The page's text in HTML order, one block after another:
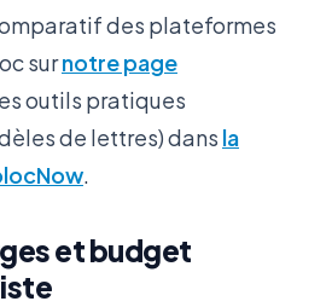
des plateformes
surnotre page
outils pratiques
de lettres) dans la
.
et budget